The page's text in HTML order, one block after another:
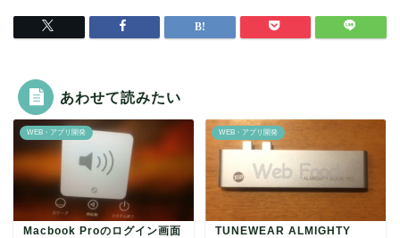
あわせて読みたい
WEB・アプリ開発
Macbook Proのログイン画面
WEB・アプリ開発
TUNEWEAR ALMIGHTY